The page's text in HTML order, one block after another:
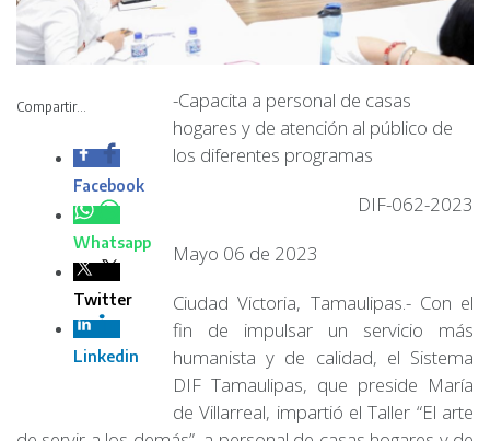
-Capacita a personal
de casas hogares y
de atención al público
programas
Mayo 06 de 2023
Ciudad Victoria, Tamaulipas.- Con el fin de impulsar un
servicio más humanista y de calidad, el Sistema DIF
Tamaulipas, que preside María de Villarreal, impartió el